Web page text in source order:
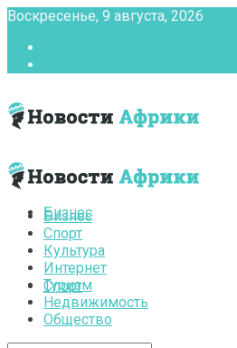
Воскресенье, 9 августа, 2026
Бизнес
Спорт
Бизнес
Спорт
Культура
Интернет
Туризм
Недвижимость
Общество